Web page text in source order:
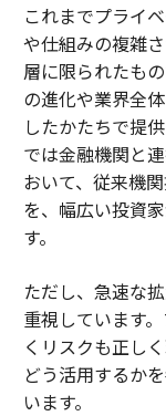
これまでプライ
や仕組みの複雑
層に限られたも
の進化や業界全
したかたちで提
では金融機関と
おいて、従来機
を、幅広い投資
す。
ただし、急速な
重視しています
くリスクも正し
どう活用するか
います。